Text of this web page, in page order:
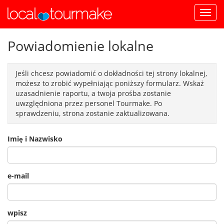
Powiadomienie lokalne
Jeśli chcesz powiadomić o dokładności tej strony lokalnej,
możesz to zrobić wypełniając poniższy formularz. Wskaż
uzasadnienie raportu, a twoja prośba zostanie
uwzględniona przez personel Tourmake. Po
sprawdzeniu, strona zostanie zaktualizowana.
Imiȩ i Nazwisko
e-mail
wpisz